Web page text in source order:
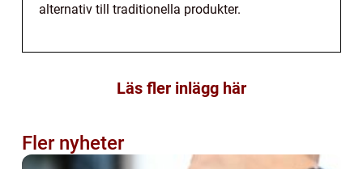
alternativ till traditionella produkter.
Läs fler inlägg här
Fler nyheter